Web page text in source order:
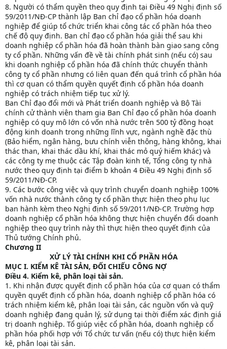
8. Người có thẩm quyền theo quy định tại Điều 49 Nghị định số
59/2011/NĐ-CP thành lập Ban chỉ đạo cổ phần hóa doanh
nghiệp để giúp tổ chức triển khai công tác cổ phần hóa theo
chế độ quy định. Ban chỉ đạo cổ phần hóa giải thể sau khi
doanh nghiệp cổ phần hóa đã hoàn thành bàn giao sang công
ty cổ phần. Những vấn đề về tài chính phát sinh (nếu có) sau
khi doanh nghiệp cổ phần hóa đã chính thức chuyển thành
công ty cổ phần nhưng có liên quan đến quá trình cổ phần hóa
thì cơ quan có thẩm quyền quyết định cổ phần hóa doanh
nghiệp có trách nhiệm tiếp tục xử lý.
Ban Chỉ đạo đổi mới và Phát triển doanh nghiệp và Bộ Tài
chính cử thành viên tham gia Ban Chỉ đạo cổ phần hóa doanh
nghiệp có quy mô lớn có vốn nhà nước trên 500 tỷ đồng hoạt
động kinh doanh trong những lĩnh vực, ngành nghề đặc thù
(Bảo hiểm, ngân hàng, bưu chính viễn thông, hàng không, khai
thác than, khai thác dầu khí, khai thác mỏ quý hiếm khác) và
các công ty mẹ thuộc các Tập đoàn kinh tế, Tổng công ty nhà
nước theo quy định tại điểm b khoản 4 Điều 49 Nghị định số
59/2011/NĐ-CP.
9. Các bước công việc và quy trình chuyển doanh nghiệp 100%
vốn nhà nước thành công ty cổ phần thực hiện theo phụ lục
ban hành kèm theo Nghị định số 59/2011/NĐ-CP. Trường hợp
doanh nghiệp cổ phần hóa không thực hiện chuyển đổi doanh
nghiệp theo quy trình này thì thực hiện theo quyết định của
Thủ tướng Chính phủ.
Chương II
XỬ LÝ TÀI CHÍNH KHI CỔ PHẦN HÓA
MỤC I. KIỂM KÊ TÀI SẢN, ĐỐI CHIẾU CÔNG NỢ
Điều 4. Kiểm kê, phân loại tài sản.
1. Khi nhận được quyết định cổ phần hóa của cơ quan có thẩm
quyền quyết định cổ phần hóa, doanh nghiệp cổ phần hóa có
trách nhiệm kiểm kê, phân loại tài sản, các nguồn vốn và quỹ
doanh nghiệp đang quản lý, sử dụng tại thời điểm xác định giá
trị doanh nghiệp. Tổ giúp việc cổ phần hóa, doanh nghiệp cổ
phần hóa phối hợp với Tổ chức tư vấn (nếu có) thực hiện kiểm
kê, phân loại tài sản.